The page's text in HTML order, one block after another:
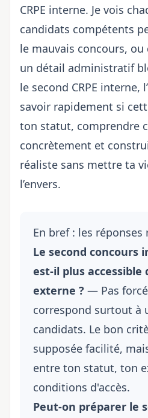
CRPE interne. Je vois
candidats compétents
le mauvais concours,
un détail administratif
le second CRPE interne,
savoir rapidement si
ton statut, comprendre
concrètement et
réaliste sans mettre ta
l’envers.
En bref : les réponses
Le second concours
est-il plus accessible
externe ? — Pas
correspond surtout à
candidats. Le bon
supposée facilité,
entre ton statut, ton
conditions d'accès.
Peut-on préparer le